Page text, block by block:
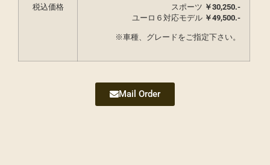
税込価格 スポーツ ￥30,250.-
ユーロ６対応モデル ￥49,500.-
※車種、グレードをご指定下さい。
Mail Order